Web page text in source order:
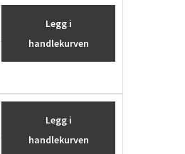
Legg i
handlekurven
Legg i
handlekurven